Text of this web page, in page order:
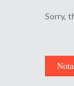
Sorry,